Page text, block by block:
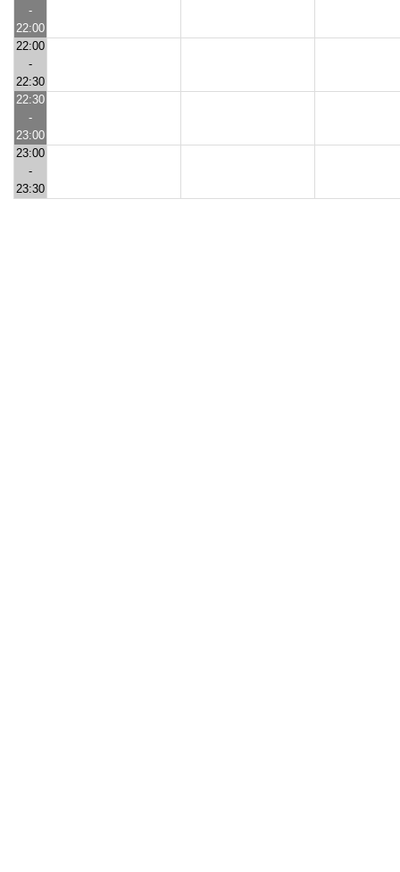
-
22:00
22:00
-
22:30
22:30
-
23:00
23:00
-
23:30